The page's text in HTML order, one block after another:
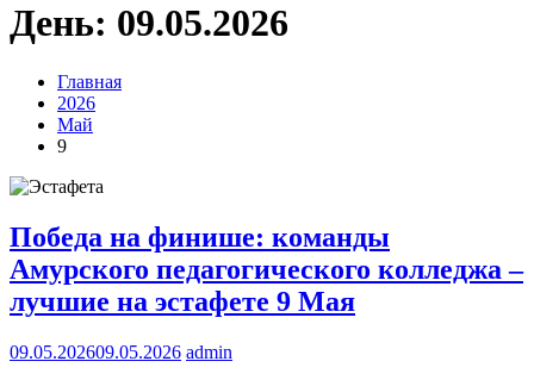
День: 09.05.2026
Главная
2026
Май
9
Победа на финише: команды
Амурского педагогического колледжа –
лучшие на эстафете 9 Мая
09.05.202609.05.2026 admin